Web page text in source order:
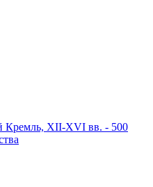
Кремль, XII-XVI вв. - 500